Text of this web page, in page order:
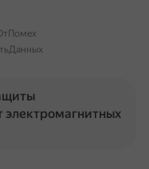
электромагнитных